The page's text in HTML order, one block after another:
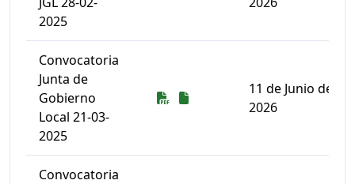
2025
Convocatoria
Junta de
Gobierno
Local 21-03-
2025
Descarga
Descarga
11 de Junio de
2026
Convocatoria